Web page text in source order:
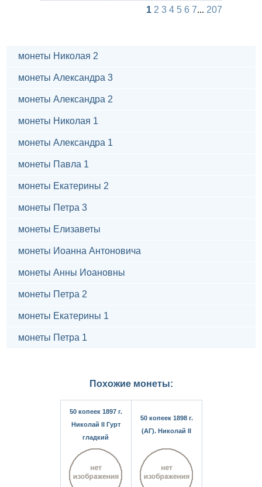
1 2 3 4 5 6 7... 207
монеты Николая 2
монеты Александра 3
монеты Александра 2
монеты Николая 1
монеты Александра 1
монеты Павла 1
монеты Екатерины 2
монеты Петра 3
монеты Елизаветы
монеты Иоанна Антоновича
монеты Анны Иоановны
монеты Петра 2
монеты Екатерины 1
монеты Петра 1
Похожие монеты:
50 копеек 1897 г.
Николай II Гурт
гладкий
50 копеек 1898 г.
(АГ). Николай II